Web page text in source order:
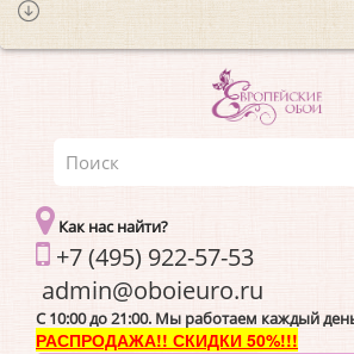
Как нас найти?
+7 (495) 922-57-53
C 10:00 до 21:00. Мы работаем каждый
РАСПРОДАЖА!! СКИДКИ 50%!!!